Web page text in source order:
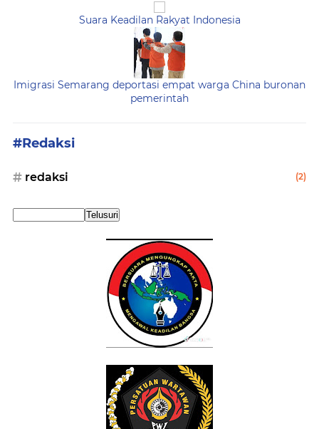
Suara Keadilan Rakyat Indonesia
Imigrasi Semarang deportasi empat warga China buronan
pemerintah
#Redaksi
redaksi (2)